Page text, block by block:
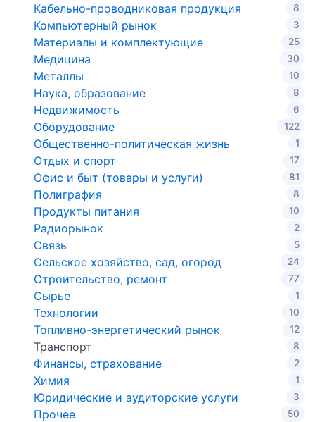
Кабельно-проводниковая продукция 8
Компьютерный рынок 3
Материалы и комплектующие 25
Медицина 30
Металлы 10
Наука, образование 8
Недвижимость 6
Оборудование 122
Общественно-политическая жизнь 1
Отдых и спорт 17
Офис и быт (товары и услуги) 81
Полиграфия 8
Продукты питания 10
Радиорынок 2
Связь 5
Сельское хозяйство, сад, огород 24
Строительство, ремонт 77
Сырье 1
Технологии 10
Топливно-энергетический рынок 12
Транспорт 8
Финансы, страхование 2
Химия 1
Юридические и аудиторские услуги 3
Прочее 50